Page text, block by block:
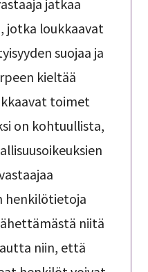
jotka loukkaavat
suojaa ja
kieltää
toimet
on kohtuullista,
henkilötietoja
niitä
niin, että